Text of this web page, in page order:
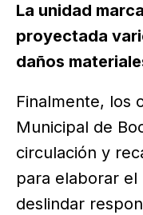
La unidad
proyectada
daños
Finalmente, los
Municipal de
circulación y
para elaborar
deslindar